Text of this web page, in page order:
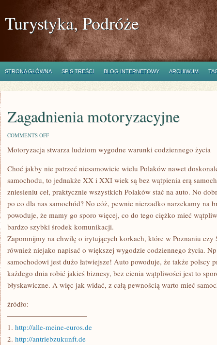
Turystyka, Podróże
STRONA GŁÓWNA SPIS TREŚCI BLOG INTERNETOWY ARCHIWUM
Zagadnienia motoryzacyjne
COMMENTS OFFON
MOTORYZACYJNE
Motoryzacja stwarza ludziom wygodne warunki codziennego życia
Choć jakby nie patrzeć niesamowicie wielu Polaków nawet
samochodu, to jednakże XX i XXI wiek są bez wątpienia erą
zniesieniu ceł, praktycznie wszystkich Polaków stać na auto. No
po co dla nas samochód? No cóż, pewnie nierzadko narzekamy na
powoduje, że mamy go sporo więcej, co do tego ciężko mieć
bardzo szybki środek komunikacji.
Zapomnijmy na chwilę o irytujących korkach, które w Poznaniu czy
również niejako napisać o większej wygodzie codziennego życia.
samochodowi jest dużo łatwiejsze! Auto powoduje, że także polscy
każdego dnia robić jakieś biznesy, bez cienia wątpliwości jest to
błyskawiczne. A więc jak widać, z całą pewnością warto mieć
źródło:
———————————
1. http://alle-meine-euros.de
2. http://antriebzukunft.de